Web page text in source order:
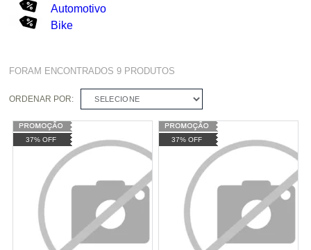
Automotivo
Bike
FORAM ENCONTRADOS9 PRODUTOS
ORDENAR POR: SELECIONE
37% OFF 37% OFF